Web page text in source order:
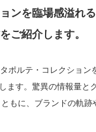
ンを臨場感溢れ
ご紹介します。
ルテ・コレクショ
す。驚異の情報量
もに、ブランドの軌